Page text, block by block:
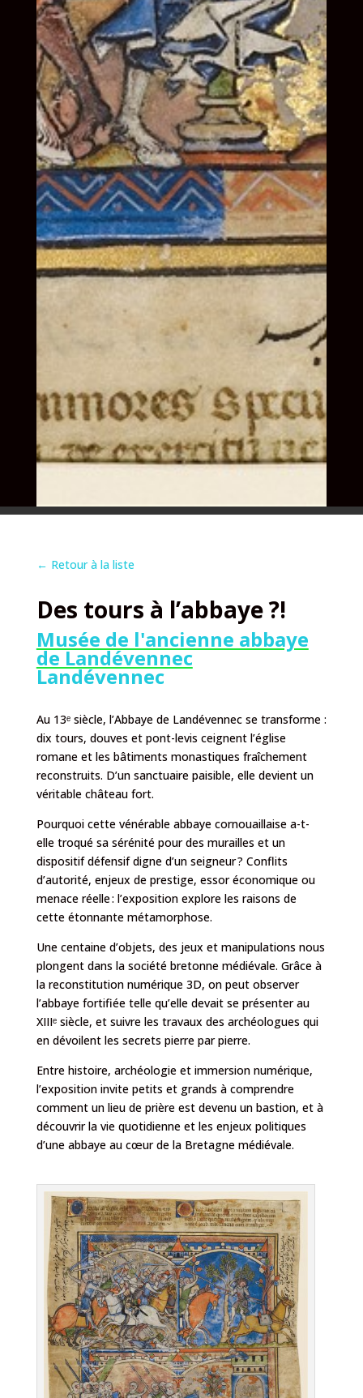
← Retour à la liste
Des tours à l’abbaye ?!
Musée de l'ancienne abbaye
de Landévennec
Landévennec
Au 13ᵉ siècle, l’Abbaye de Landévennec se transforme :
dix tours, douves et pont-levis ceignent l’église
romane et les bâtiments monastiques fraîchement
reconstruits. D’un sanctuaire paisible, elle devient un
véritable château fort.
Pourquoi cette vénérable abbaye cornouaillaise a-t-
elle troqué sa sérénité pour des murailles et un
dispositif défensif digne d’un seigneur ? Conflits
d’autorité, enjeux de prestige, essor économique ou
menace réelle : l’exposition explore les raisons de
cette étonnante métamorphose.
Une centaine d’objets, des jeux et manipulations nous
plongent dans la société bretonne médiévale. Grâce à
la reconstitution numérique 3D, on peut observer
l’abbaye fortifiée telle qu’elle devait se présenter au
XIIIᵉ siècle, et suivre les travaux des archéologues qui
en dévoilent les secrets pierre par pierre.
Entre histoire, archéologie et immersion numérique,
l’exposition invite petits et grands à comprendre
comment un lieu de prière est devenu un bastion, et à
découvrir la vie quotidienne et les enjeux politiques
d’une abbaye au cœur de la Bretagne médiévale.